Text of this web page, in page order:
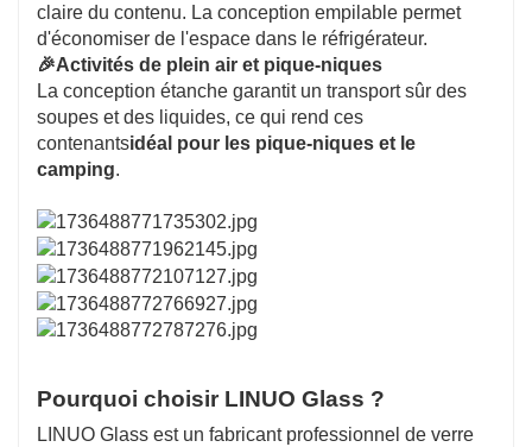
claire du contenu. La conception empilable permet
d'économiser de l'espace dans le réfrigérateur.
🎉Activités de plein air et pique-niques
La conception étanche garantit un transport sûr des
soupes et des liquides, ce qui rend ces
contenantsidéal pour les pique-niques et le
camping.
Pourquoi choisir LINUO Glass ?
LINUO Glass est un fabricant professionnel de verre